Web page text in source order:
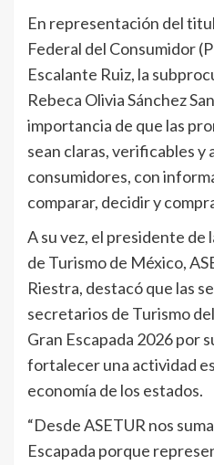
En representación del
Federal del Consumidor
Escalante Ruiz, la
Rebeca Olivia Sánchez
importancia de que las
sean claras, verificables y
consumidores, con
comparar, decidir y
A su vez, el presidente de
de Turismo de México,
Riestra, destacó que las
secretarios de Turismo
Gran Escapada 2026 por
fortalecer una actividad
economía de los estados.
“Desde ASETUR nos
Escapada porque